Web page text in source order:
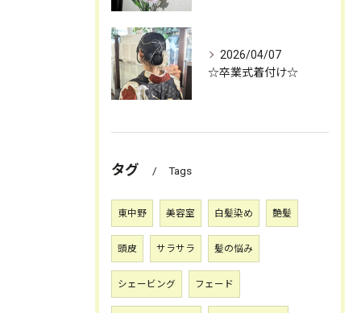
2026/04/07
☆卒業式着付け☆
タグ Tags
東中野 美容室 白髪染め 艶髪
頭皮 サラサラ 髪の悩み
シェービング フェード